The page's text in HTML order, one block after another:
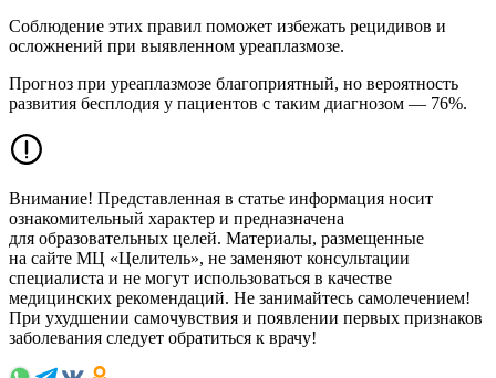
Соблюдение этих правил поможет избежать рецидивов и
осложнений при выявленном уреаплазмозе.
Прогноз при уреаплазмозе благоприятный, но вероятность
развития бесплодия у пациентов с таким диагнозом — 76%.
Внимание! Представленная в статье информация носит
ознакомительный характер и предназначена
для образовательных целей. Материалы, размещенные
на сайте МЦ «Целитель», не заменяют консультации
специалиста и не могут использоваться в качестве
медицинских рекомендаций. Не занимайтесь самолечением!
При ухудшении самочувствия и появлении первых признаков
заболевания следует обратиться к врачу!